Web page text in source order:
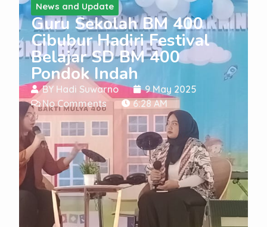
News and Update
Guru Sekolah BM 400
Cibubur Hadiri Festival
Belajar SD BM 400
Pondok Indah
BYHadi Suwarno
9 May 2025
No Comments
6:28 AM